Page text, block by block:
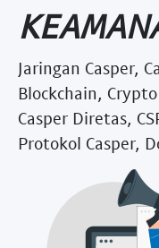
Jaringan Casper,
Blockchain,
Casper Diretas,
Protokol Casper,